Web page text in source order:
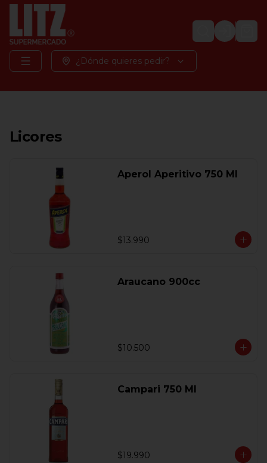
Login
¿Dónde quieres pedir?
Licores
Aperol Aperitivo 750 Ml
$13.990
Araucano 900cc
$10.500
Campari 750 Ml
$19.990